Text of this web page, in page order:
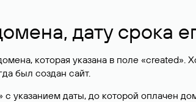
дату срока
которая указана в поле «created».
был создан сайт.
даты, до которой оплачен